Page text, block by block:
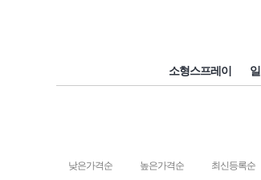
소형스프레이
낮은가격순 높은가격순 최신등록순